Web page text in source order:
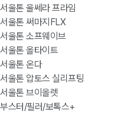
서울톤 울쎄라 프라임
서울톤 써마지FLX
서울톤 소프웨이브
서울톤 올타이트
서울톤 온다
서울톤 압토스 실리프팅
서울톤 브이올렛
부스터/필러/보톡스+